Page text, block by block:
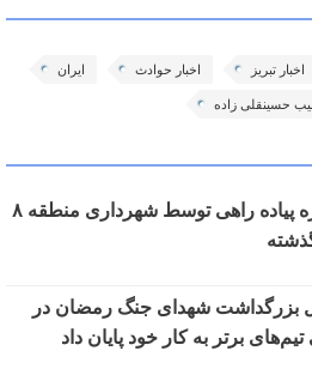
اخبار تبریز اخبار حوادث ایران
حسینقلی زاده
اجرای ۲۲ پروژه پیاده راهی توسط شهرداری منطقه ۸
بزرگداشت شهدای جنگ رمضان در
برتر به کار خود پایان داد